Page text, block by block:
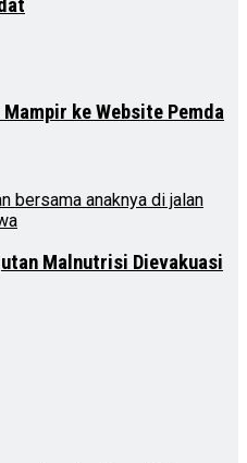
ke Website Pemda
Malnutrisi Dievakuasi